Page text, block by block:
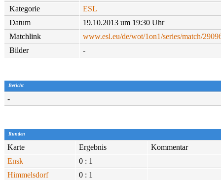
Kategorie
ESL
Datum
19.10.2013 um 19:30 Uhr
Matchlink
www.esl.eu/de/wot/1on1/series/match/
Bilder
-
Bericht
-
Runden
Karte Ergebnis
Kommentar
Ensk
0 : 1
Himmelsdorf
0 : 1